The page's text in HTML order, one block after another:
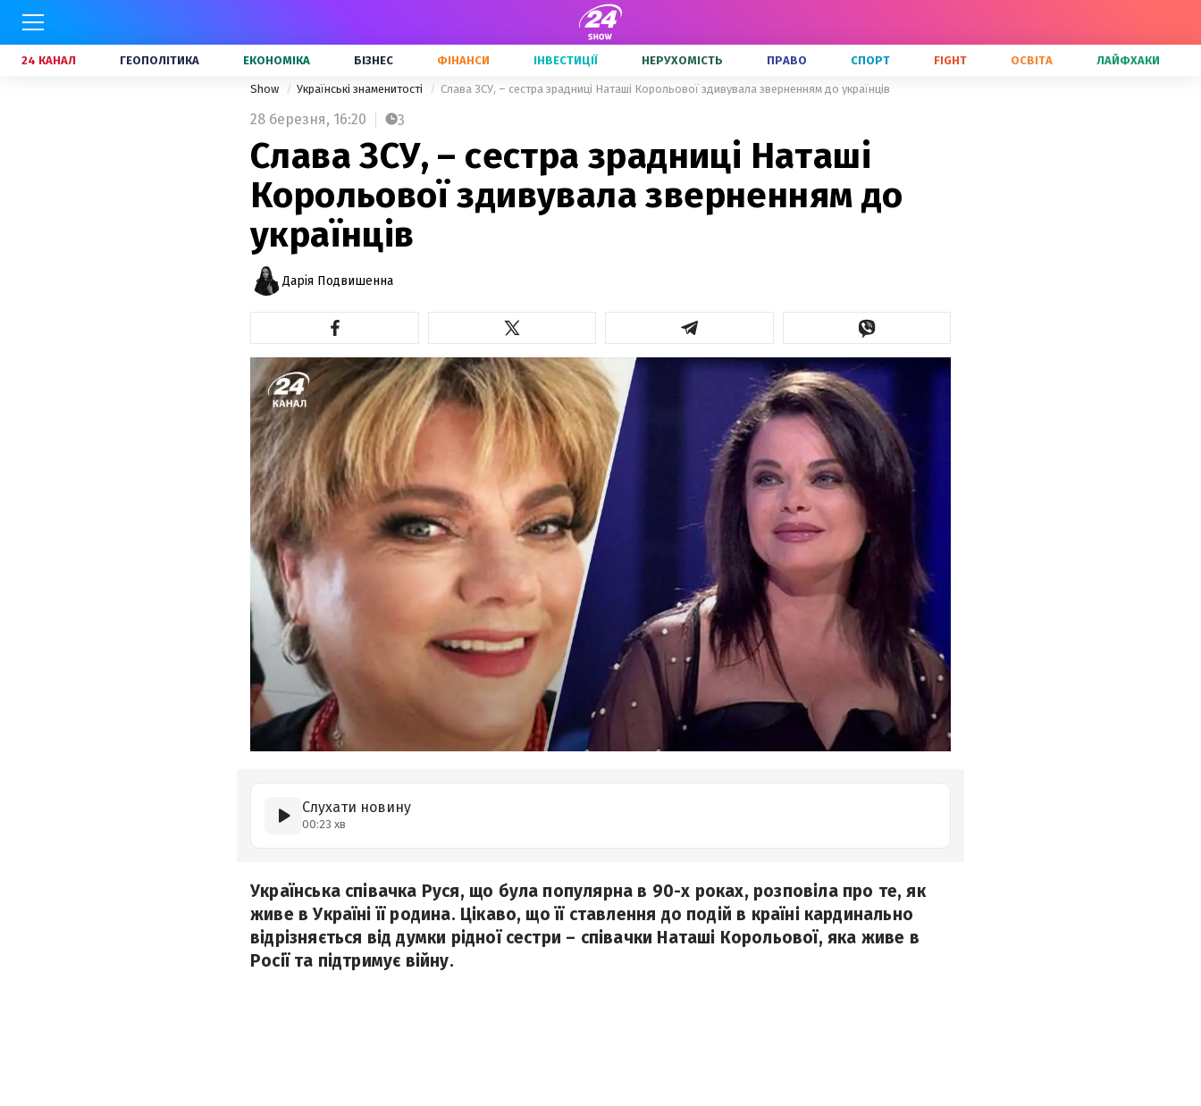
24 КАНАЛ ГЕОПОЛІТИКА ЕКОНОМІКА БІЗНЕС ФІНАНСИ ІНВЕСТИЦІЇ НЕРУХОМІСТЬ ПРАВО СПОРТ FIGHT ОСВІТА ЛАЙФХАКИ
Show Українські знаменитості Слава ЗСУ, – сестра зрадниці Наташі Корольової здивувала зверненням до українців
28 березня, 16:20 3
Слава ЗСУ, – сестра зрадниці Наташі
Корольової здивувала зверненням до
українців
Дарія Подвишенна
Слухати новину
00:23 хв
Українська співачка Руся, що була популярна в 90-х роках, розповіла про те, як
живе в Україні її родина. Цікаво, що її ставлення до подій в країні кардинально
відрізняється від думки рідної сестри – співачки Наташі Корольової, яка живе в
Росії та підтримує війну.